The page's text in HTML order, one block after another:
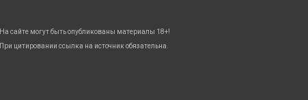
На сайте могут быть опубликованы материалы 18+!
При цитировании ссылка на источник обязательна.